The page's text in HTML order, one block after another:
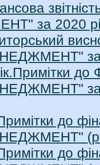
за 2020
за
до
за
до
до